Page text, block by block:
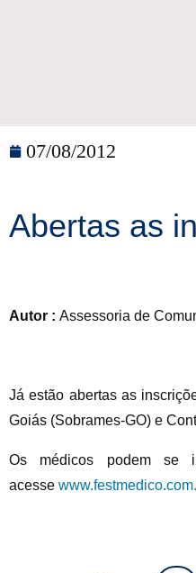
07/08/2012
Abertas as
Autor : Assessoria de
Já estão abertas as
Goiás (Sobrames-GO) e
Os médicos podem se
acesse